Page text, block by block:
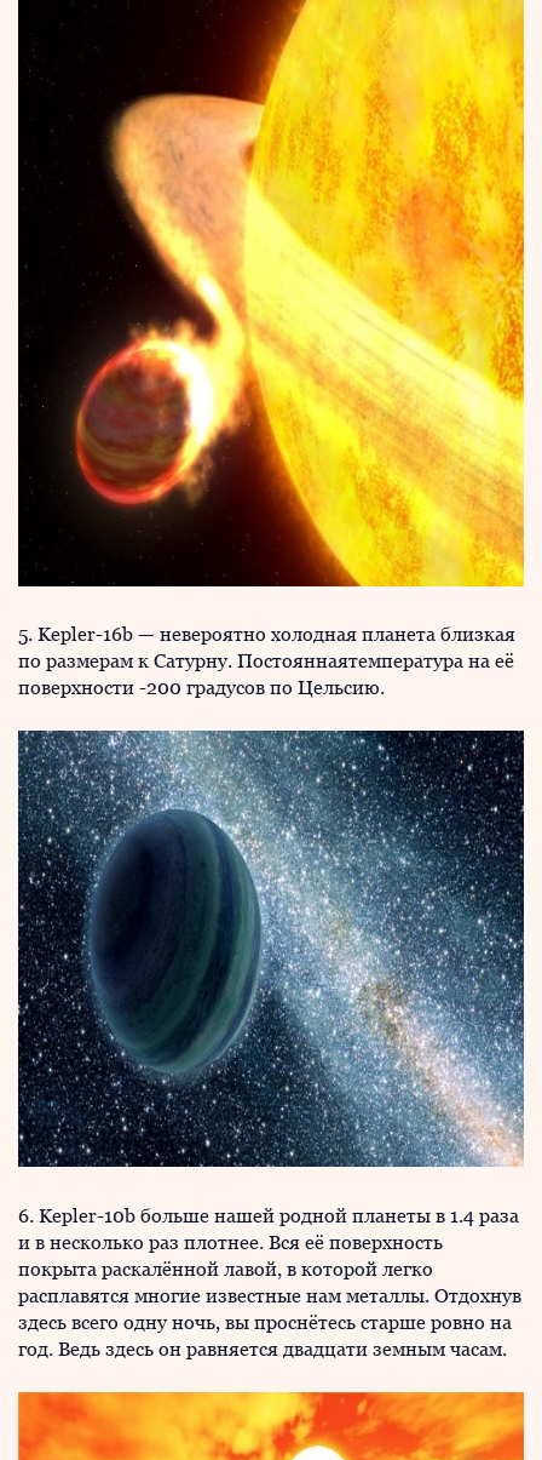
5. Kepler-16b — невероятно холодная планета близкая
по размерам к Сатурну. Постояннаятемпература на её
поверхности -200 градусов по Цельсию.
6. Kepler-10b больше нашей родной планеты в 1.4 раза
и в несколько раз плотнее. Вся её поверхность
покрыта раскалённой лавой, в которой легко
расплавятся многие известные нам металлы. Отдохнув
здесь всего одну ночь, вы проснётесь старше ровно на
год. Ведь здесь он равняется двадцати земным часам.